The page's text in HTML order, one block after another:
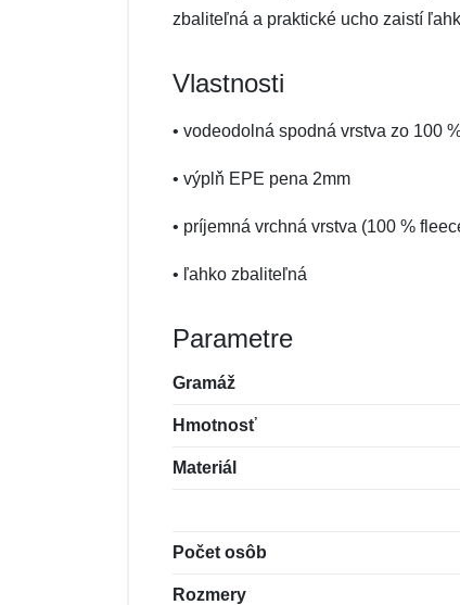
zbaliteľná a praktické ucho zaistí
Vlastnosti
• vodeodolná spodná vrstva zo 100
• výplň EPE pena 2mm
• príjemná vrchná vrstva (100 %
• ľahko zbaliteľná
Parametre
Gramáž
Hmotnosť
Materiál
Počet osôb
Rozmery